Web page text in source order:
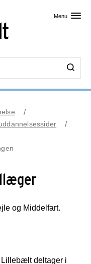
Menu
og Middelfart.
Lillebælt deltager i